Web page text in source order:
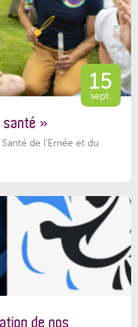
15
sept.
santé »
de l’Ernée et du
de nos